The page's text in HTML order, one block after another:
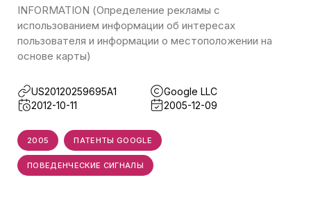
INFORMATION (Определение рекламы с
использованием информации об интересах
пользователя и информации о местоположении на
основе карты)
US20120259695A1
Google LLC
2012-10-11
2005-12-09
2005 ПАТЕНТЫ GOOGLE
ПОВЕДЕНЧЕСКИЕ СИГНАЛЫ